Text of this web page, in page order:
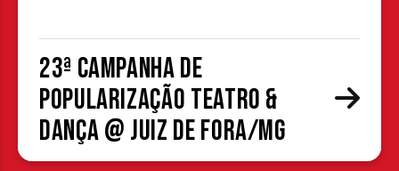
23ª Campanha de
Popularização Teatro &
Dança @ Juiz de Fora/MG